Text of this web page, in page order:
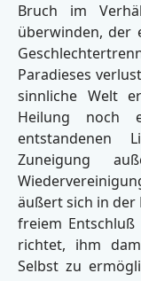
Bruch im
überwinden, der
Paradieses
sinnliche Welt
Heilung noch
entstandenen
Zuneigung
äußert sich in der
freiem
richtet, ihm
Selbst zu